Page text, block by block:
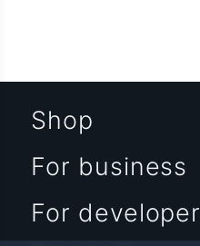
Shop
For business
For developer